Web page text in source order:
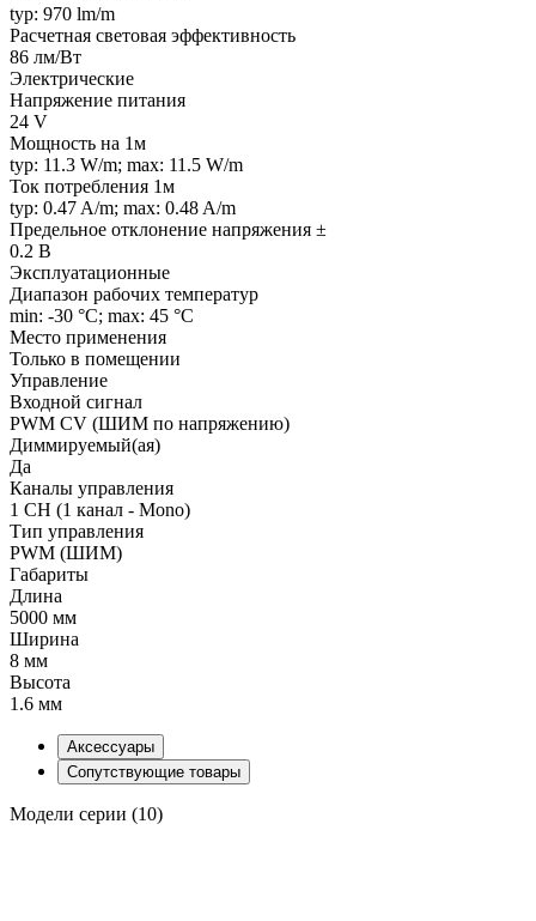
typ: 970 lm/m
Расчетная световая эффективность
86 лм/Вт
Электрические
Напряжение питания
24 V
Мощность на 1м
typ: 11.3 W/m; max: 11.5 W/m
Ток потребления 1м
typ: 0.47 A/m; max: 0.48 A/m
Предельное отклонение напряжения ±
0.2 В
Эксплуатационные
Диапазон рабочих температур
min: -30 °C; max: 45 °C
Место применения
Только в помещении
Управление
Входной сигнал
PWM СV (ШИМ по напряжению)
Диммируемый(ая)
Да
Каналы управления
1 CH (1 канал - Mono)
Тип управления
PWM (ШИМ)
Габариты
Длина
5000 мм
Ширина
8 мм
Высота
1.6 мм
Аксессуары
Сопутствующие товары
Модели серии (10)